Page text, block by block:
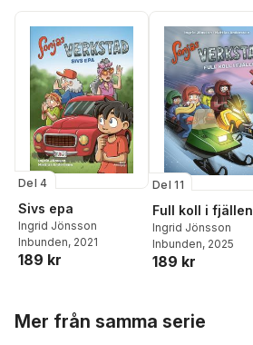
Del 4
Sivs epa
Ingrid Jönsson
Inbunden, 2021
189 kr
Del 11
Full koll i fjällen
Ingrid Jönsson
Inbunden, 2025
189 kr
Mer från samma serie